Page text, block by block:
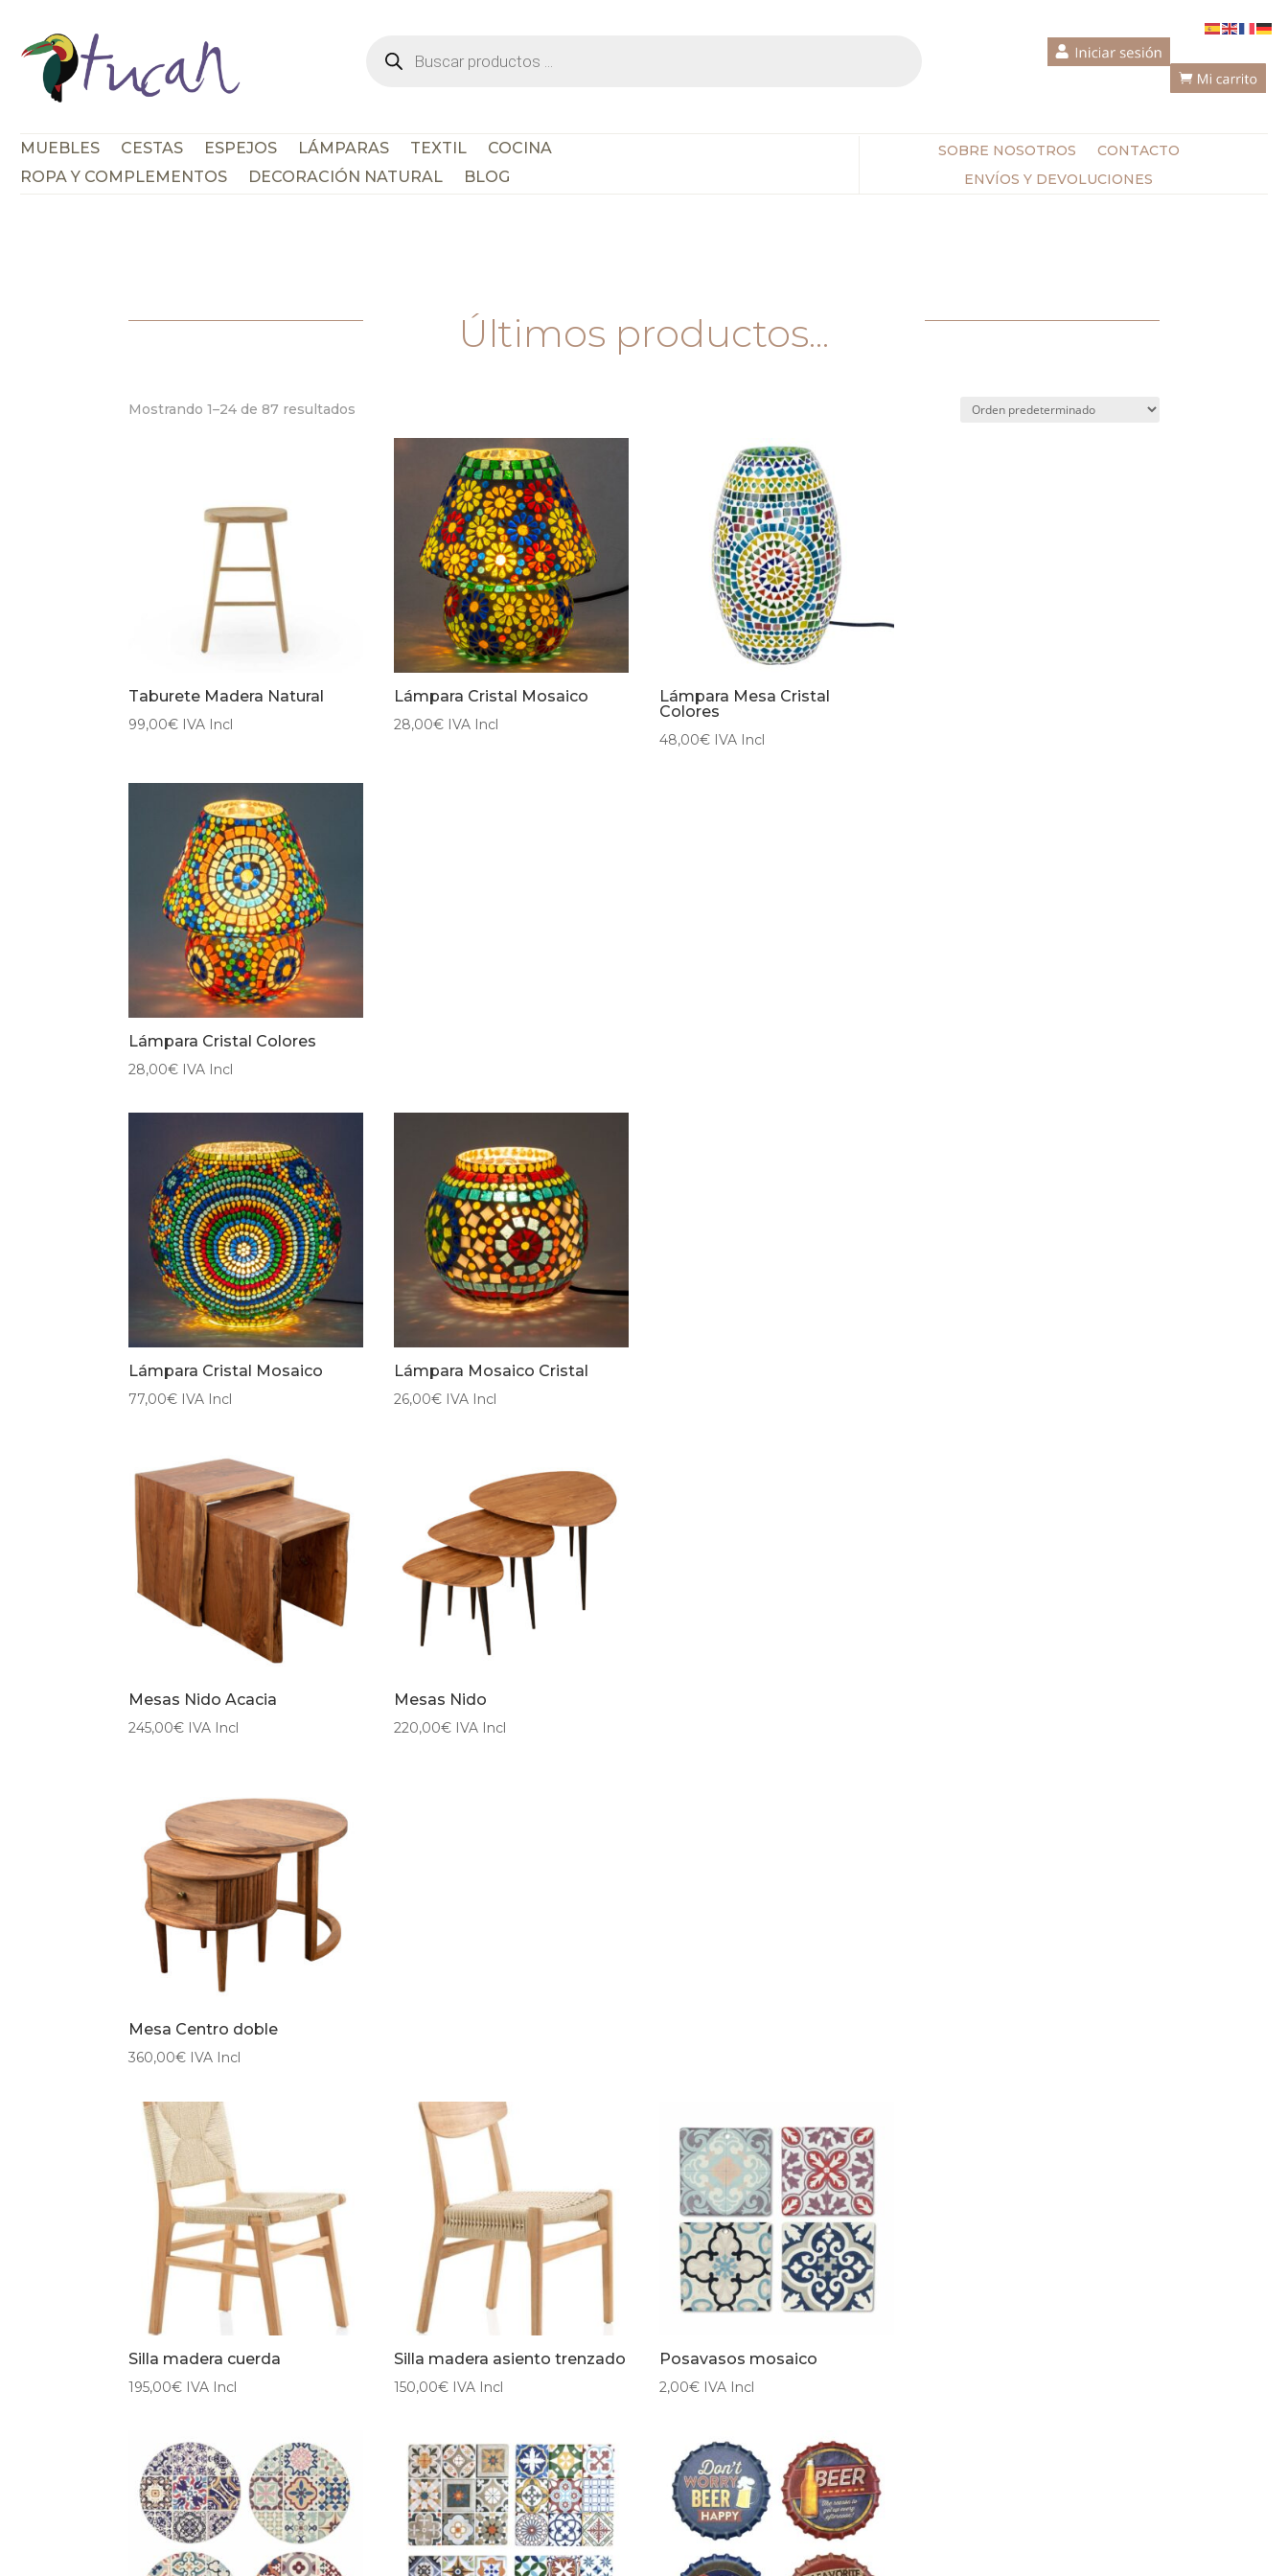
productos
MUEBLES CESTAS ESPEJOS LÁMPARAS TEXTIL
COCINA
ROPA Y COMPLEMENTOS
DECORACIÓN NATURAL BLOG
SOBRE NOSOTROS
CONTACTO
ENVÍOS Y DEVOLUCIONES
Últimos productos...
Mostrando 1–24 de 87 resultados
Taburete Madera Natural
99,00€ IVA Incl
Lámpara Cristal Mosaico
28,00€ IVA Incl
Lámpara Mesa Cristal
Colores
48,00€ IVA Incl
Lámpara Cristal Colores
28,00€ IVA Incl
Lámpara Cristal Mosaico
77,00€ IVA Incl
Lámpara Mosaico Cristal
26,00€ IVA Incl
Mesas Nido Acacia
245,00€ IVA Incl
Mesas Nido
220,00€ IVA Incl
Mesa Centro doble
360,00€ IVA Incl
Silla madera cuerda
195,00€ IVA Incl
Silla madera asiento trenzado
150,00€ IVA Incl
Posavasos mosaico
2,00€ IVA Incl